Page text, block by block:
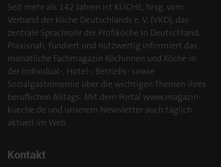
Seit mehr als 142 Jahren ist KÜCHE, hrsg. vom
Verband der Köche Deutschlands e. V. (VKD), das
zentrale Sprachrohr der Profiköche in Deutschland.
Praxisnah, fundiert und nutzwertig informiert das
monatliche Fachmagazin Köchinnen und Köche in
der Individual-, Hotel-, Betriebs- sowie
Sozialgastronomie über die wichtigen Themen ihres
beruflichen Alltags. Mit dem Portal www.magazin-
kueche.de und unserem Newsletter auch täglich
aktuell im Web.
Kontakt